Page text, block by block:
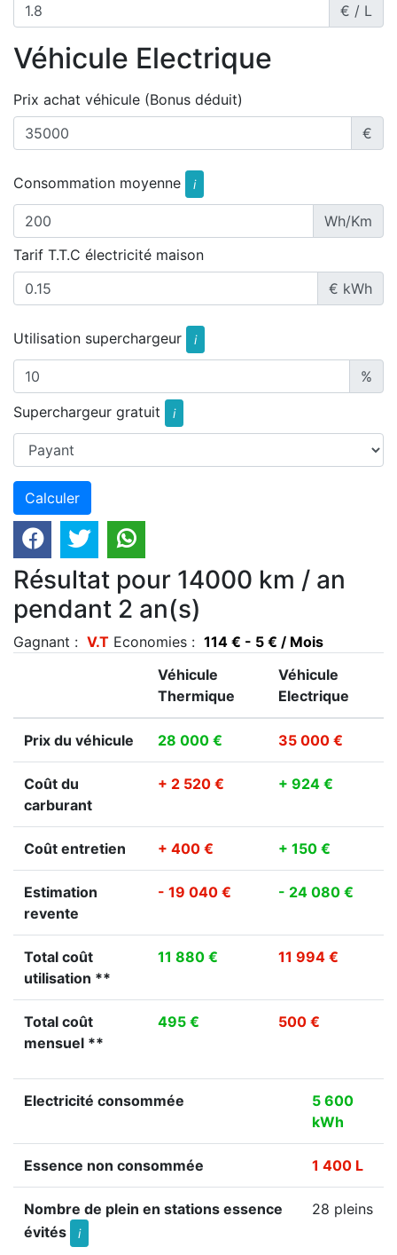
€ / L
Véhicule Electrique
Prix achat véhicule (Bonus déduit)
€
Consommation moyenne i
Wh/Km
Tarif T.T.C électricité maison
€ kWh
Utilisation superchargeur i
%
Superchargeur gratuit
i
Résultat pour 14000 km / an
pendant 2 an(s)
Gagnant : V.T Economies : 114 € - 5 € / Mois
Véhicule
Thermique
Véhicule
Electrique
Prix du véhicule 28 000 € 35 000 €
Coût du
carburant
+ 2 520 € + 924 €
Coût entretien + 400 € + 150 €
Estimation
revente
- 19 040 € - 24 080 €
Total coût
utilisation **
11 880 € 11 994 €
Total coût
mensuel **
495 € 500 €
Electricité consommée
5 600
kWh
Essence non consommée 1 400 L
Nombre de plein en stations essence
évités
i
28 pleins